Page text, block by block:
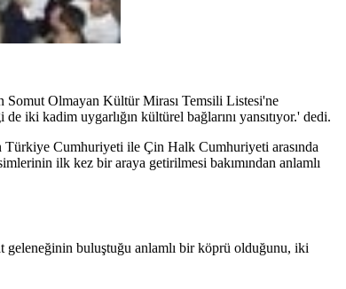
Somut Olmayan Kültür Mirası Temsili Listesi'ne
iki kadim uygarlığın kültürel bağlarını yansıtıyor.' dedi.
Cumhuriyeti ile Çin Halk Cumhuriyeti arasında
ilk kez bir araya getirilmesi bakımından anlamlı
geleneğinin buluştuğu anlamlı bir köprü olduğunu, iki